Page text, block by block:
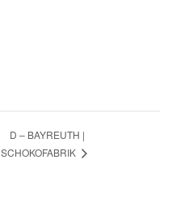
D – BAYREUTH |
SCHOKOFABRIK